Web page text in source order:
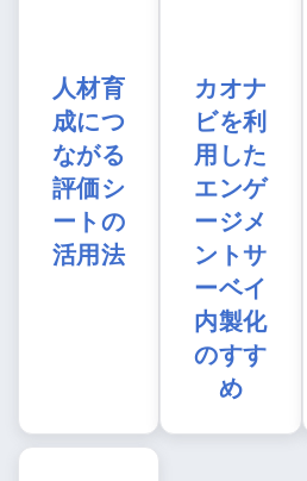
人材育
成につ
ながる
評価シ
ートの
活用法
カオナ
ビを利
用した
エンゲ
ージメ
ントサ
ーベイ
内製化
のすす
め